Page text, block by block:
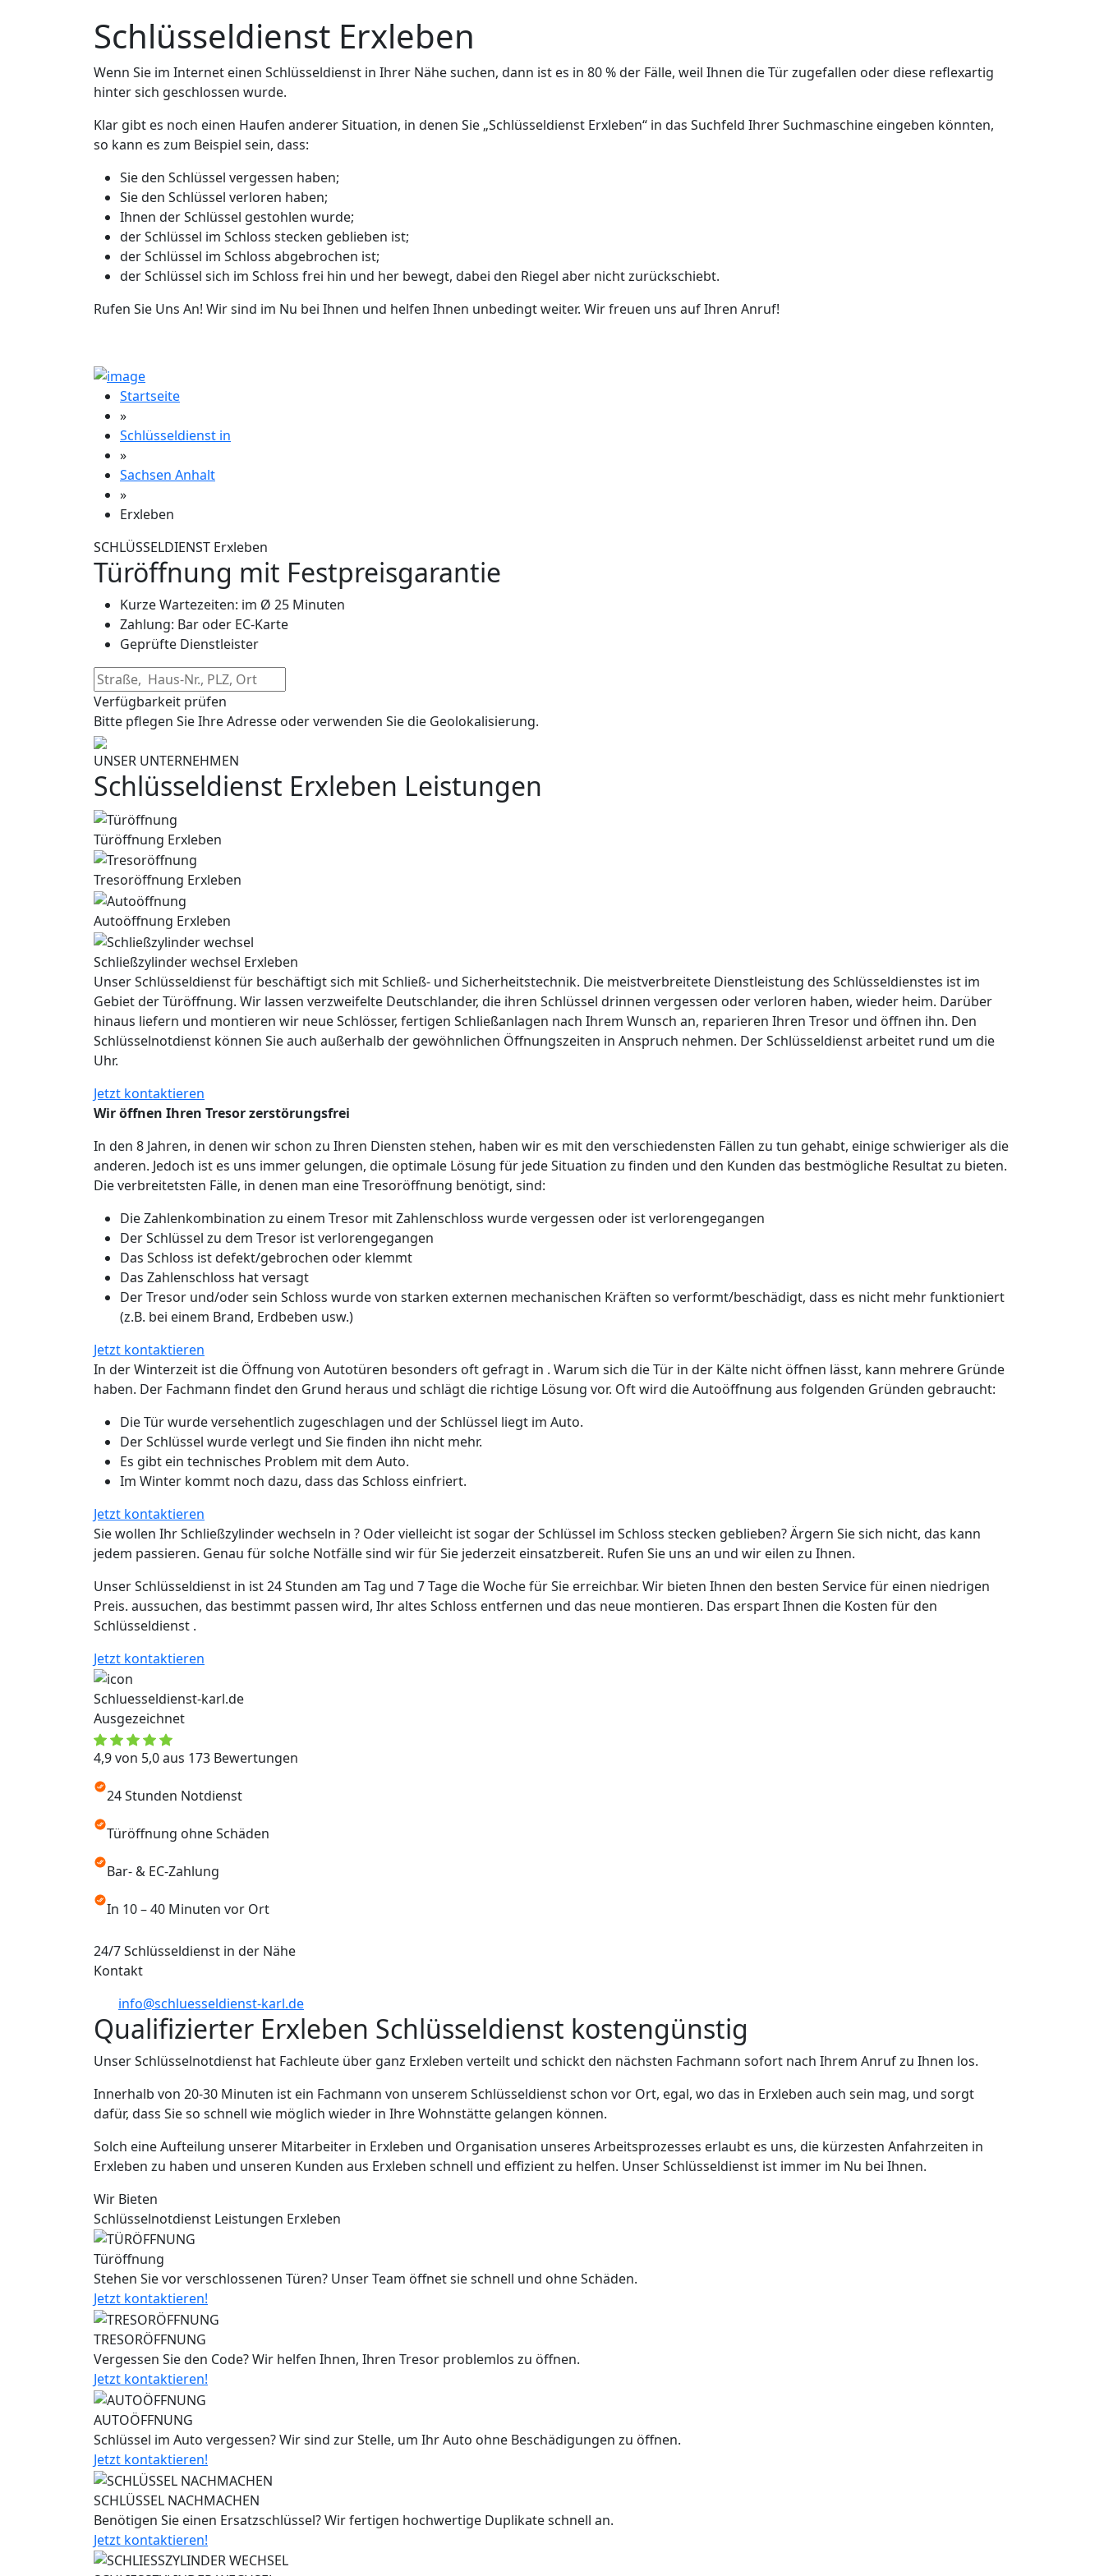
Schlüsseldienst Erxleben
Wenn Sie im Internet einen Schlüsseldienst in Ihrer Nähe suchen, dann ist es in 80 % der Fälle, weil Ihnen die Tür zugefallen oder diese reflexartig
hinter sich geschlossen wurde.
Klar gibt es noch einen Haufen anderer Situation, in denen Sie „Schlüsseldienst Erxleben“ in das Suchfeld Ihrer Suchmaschine eingeben könnten,
so kann es zum Beispiel sein, dass:
Sie den Schlüssel vergessen haben;
Sie den Schlüssel verloren haben;
Ihnen der Schlüssel gestohlen wurde;
der Schlüssel im Schloss stecken geblieben ist;
der Schlüssel im Schloss abgebrochen ist;
der Schlüssel sich im Schloss frei hin und her bewegt, dabei den Riegel aber nicht zurückschiebt.
Rufen Sie Uns An! Wir sind im Nu bei Ihnen und helfen Ihnen unbedingt weiter. Wir freuen uns auf Ihren Anruf!
Startseite
»
Schlüsseldienst in
»
Sachsen Anhalt
»
Erxleben
SCHLÜSSELDIENST Erxleben
Türöffnung mit Festpreisgarantie
Kurze Wartezeiten: im Ø 25 Minuten
Zahlung: Bar oder EC-Karte
Geprüfte Dienstleister
Verfügbarkeit prüfen
Bitte pflegen Sie Ihre Adresse oder verwenden Sie die Geolokalisierung.
UNSER UNTERNEHMEN
Schlüsseldienst Erxleben Leistungen
Türöffnung Erxleben
Tresoröffnung Erxleben
Autoöffnung Erxleben
Schließzylinder wechsel Erxleben
Unser Schlüsseldienst für beschäftigt sich mit Schließ- und Sicherheitstechnik. Die meistverbreitete Dienstleistung des Schlüsseldienstes ist im
Gebiet der Türöffnung. Wir lassen verzweifelte Deutschlander, die ihren Schlüssel drinnen vergessen oder verloren haben, wieder heim. Darüber
hinaus liefern und montieren wir neue Schlösser, fertigen Schließanlagen nach Ihrem Wunsch an, reparieren Ihren Tresor und öffnen ihn. Den
Schlüsselnotdienst können Sie auch außerhalb der gewöhnlichen Öffnungszeiten in Anspruch nehmen. Der Schlüsseldienst arbeitet rund um die
Uhr.
Jetzt kontaktieren
Wir öffnen Ihren Tresor zerstörungsfrei
In den 8 Jahren, in denen wir schon zu Ihren Diensten stehen, haben wir es mit den verschiedensten Fällen zu tun gehabt, einige schwieriger als die
anderen. Jedoch ist es uns immer gelungen, die optimale Lösung für jede Situation zu finden und den Kunden das bestmögliche Resultat zu bieten.
Die verbreitetsten Fälle, in denen man eine Tresoröffnung benötigt, sind:
Die Zahlenkombination zu einem Tresor mit Zahlenschloss wurde vergessen oder ist verlorengegangen
Der Schlüssel zu dem Tresor ist verlorengegangen
Das Schloss ist defekt/gebrochen oder klemmt
Das Zahlenschloss hat versagt
Der Tresor und/oder sein Schloss wurde von starken externen mechanischen Kräften so verformt/beschädigt, dass es nicht mehr funktioniert
(z.B. bei einem Brand, Erdbeben usw.)
Jetzt kontaktieren
In der Winterzeit ist die Öffnung von Autotüren besonders oft gefragt in . Warum sich die Tür in der Kälte nicht öffnen lässt, kann mehrere Gründe
haben. Der Fachmann findet den Grund heraus und schlägt die richtige Lösung vor. Oft wird die Autoöffnung aus folgenden Gründen gebraucht:
Die Tür wurde versehentlich zugeschlagen und der Schlüssel liegt im Auto.
Der Schlüssel wurde verlegt und Sie finden ihn nicht mehr.
Es gibt ein technisches Problem mit dem Auto.
Im Winter kommt noch dazu, dass das Schloss einfriert.
Jetzt kontaktieren
Sie wollen Ihr Schließzylinder wechseln in ? Oder vielleicht ist sogar der Schlüssel im Schloss stecken geblieben? Ärgern Sie sich nicht, das kann
jedem passieren. Genau für solche Notfälle sind wir für Sie jederzeit einsatzbereit. Rufen Sie uns an und wir eilen zu Ihnen.
Unser Schlüsseldienst in ist 24 Stunden am Tag und 7 Tage die Woche für Sie erreichbar. Wir bieten Ihnen den besten Service für einen niedrigen
Preis. aussuchen, das bestimmt passen wird, Ihr altes Schloss entfernen und das neue montieren. Das erspart Ihnen die Kosten für den
Schlüsseldienst .
Jetzt kontaktieren
Schluesseldienst-karl.de
Ausgezeichnet
4,9 von 5,0 aus 173 Bewertungen
24 Stunden Notdienst
Türöffnung ohne Schäden
Bar- & EC-Zahlung
In 10 – 40 Minuten vor Ort
24/7 Schlüsseldienst in der Nähe
Kontakt
info@schluesseldienst-karl.de
Qualifizierter Erxleben Schlüsseldienst kostengünstig
Unser Schlüsselnotdienst hat Fachleute über ganz Erxleben verteilt und schickt den nächsten Fachmann sofort nach Ihrem Anruf zu Ihnen los.
Innerhalb von 20-30 Minuten ist ein Fachmann von unserem Schlüsseldienst schon vor Ort, egal, wo das in Erxleben auch sein mag, und sorgt
dafür, dass Sie so schnell wie möglich wieder in Ihre Wohnstätte gelangen können.
Solch eine Aufteilung unserer Mitarbeiter in Erxleben und Organisation unseres Arbeitsprozesses erlaubt es uns, die kürzesten Anfahrzeiten in
Erxleben zu haben und unseren Kunden aus Erxleben schnell und effizient zu helfen. Unser Schlüsseldienst ist immer im Nu bei Ihnen.
Wir Bieten
Schlüsselnotdienst Leistungen Erxleben
Türöffnung
Stehen Sie vor verschlossenen Türen? Unser Team öffnet sie schnell und ohne Schäden.
Jetzt kontaktieren!
TRESORÖFFNUNG
Vergessen Sie den Code? Wir helfen Ihnen, Ihren Tresor problemlos zu öffnen.
Jetzt kontaktieren!
AUTOÖFFNUNG
Schlüssel im Auto vergessen? Wir sind zur Stelle, um Ihr Auto ohne Beschädigungen zu öffnen.
Jetzt kontaktieren!
SCHLÜSSEL NACHMACHEN
Benötigen Sie einen Ersatzschlüssel? Wir fertigen hochwertige Duplikate schnell an.
Jetzt kontaktieren!